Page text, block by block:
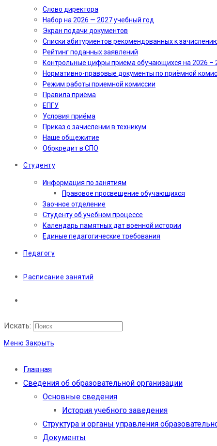
Слово директора
Набор на 2026 — 2027 учебный год
Экран подачи документов
Cписки абитуриентов рекомендованных к
Рейтинг поданных заявлений
Контрольные цифры приёма обучающихся на 2026 –
Нормативно-правовые документы по приёмной
Режим работы приемной комиссии
Правила приёма
ЕПГУ
Условия приёма
Приказ о зачислении в техникум
Наше общежитие
Обркредит в СПО
Студенту
Информация по занятиям
Правовое просвещение обучающихся
Заочное отделение
Студенту об учебном процессе
Календарь памятных дат военной истории
Единые педагогические требования
Педагогу
Расписание занятий
Искать:
Меню Закрыть
Главная
Сведения об образовательной организации
Основные сведения
История учебного заведения
Структура и органы управления
Документы